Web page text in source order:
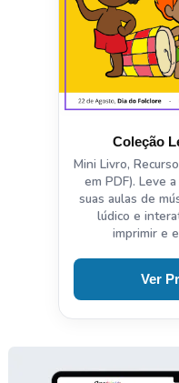
Coleção
Mini Livro,
em PDF). Leve
suas aulas de
lúdico e
imprimir e
Ver